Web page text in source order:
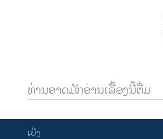
ທ່ານອາດມັກອ່ານເລື້ອງນີ້ຕື່ມ
ເບິ່ງ